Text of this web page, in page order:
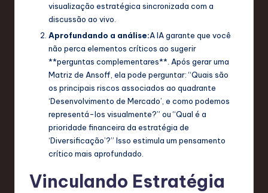
visualização estratégica sincronizada com a
discussão ao vivo.
Aprofundando a análise:A IA garante que você
não perca elementos críticos ao sugerir
**perguntas complementares**. Após gerar uma
Matriz de Ansoff, ela pode perguntar: “Quais são
os principais riscos associados ao quadrante
‘Desenvolvimento de Mercado’, e como podemos
representá-los visualmente?” ou “Qual é a
prioridade financeira da estratégia de
‘Diversificação’?” Isso estimula um pensamento
crítico mais aprofundado.
Vinculando Estratégia